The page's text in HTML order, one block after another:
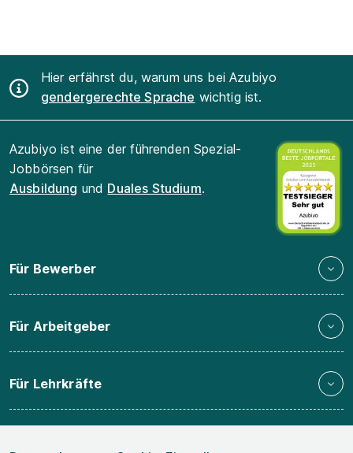
Hier erfährst du, warum uns bei Azubiyo
gendergerechte Sprache wichtig ist.
Azubiyo ist eine der führenden Spezial-
Jobbörsen für
Ausbildung und Duales Studium.
Für Bewerber
Für Arbeitgeber
Für Lehrkräfte